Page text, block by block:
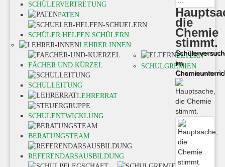
die
Chemie
stimmt.
im
SCHÜLERVERTRETUNG
PATEN
SCHÜLER HELFEN SCHÜLERN
LEHRER:INNEN
FÄCHER UND KÜRZEL
SCHULLEITUNG
LEHRERRAT
SCHULENTWICKLUNG
BERATUNGSTEAM
REFERENDARSAUSBILDUNG
ELTERN
SCHULGREMIEN